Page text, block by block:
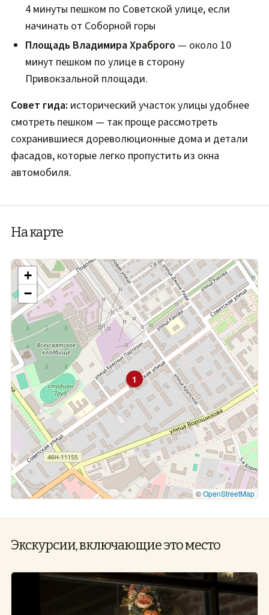
4 минуты пешком по Советской улице, если
начинать от Соборной горы
Площадь Владимира Храброго — около 10
минут пешком по улице в сторону
Привокзальной площади.
Совет гида: исторический участок улицы удобнее
смотреть пешком — так проще рассмотреть
сохранившиеся дореволюционные дома и детали
фасадов, которые легко пропустить из окна
автомобиля.
На карте
1
+
−
©OpenStreetMap
Экскурсии, включающие это место